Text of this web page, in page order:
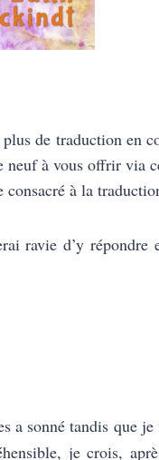
de traduction en
à vous offrir via
à la
ravie d’y
a sonné tandis que
je crois,